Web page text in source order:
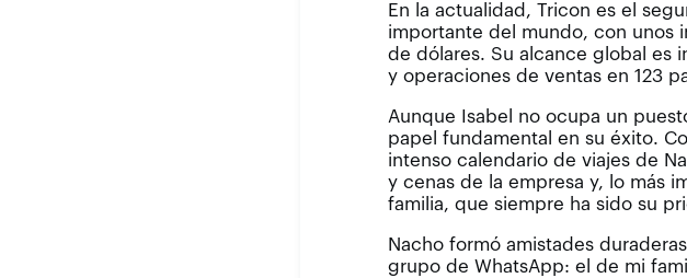
En la actualidad, Tricon es el
importante del mundo, con unos
de dólares. Su alcance global es
y operaciones de ventas en 123
Aunque Isabel no ocupa un
papel fundamental en su éxito.
intenso calendario de viajes de
y cenas de la empresa y, lo más
familia, que siempre ha sido su
Nacho formó amistades
grupo de WhatsApp: el de mi